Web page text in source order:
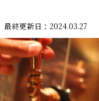
最終更新日：2024.03.27